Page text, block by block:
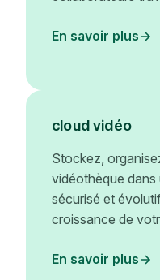
En savoir plus
cloud vidéo
Stockez,
vidéothèque
sécurisé et
croissance de
En savoir plus